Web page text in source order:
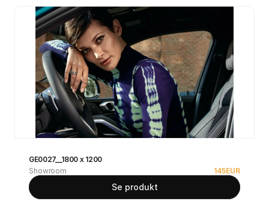
GE0027__1800 x 1200
Showroom
145EUR
Se produkt